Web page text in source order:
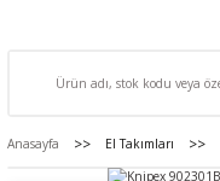
Anasayfa El Takımları